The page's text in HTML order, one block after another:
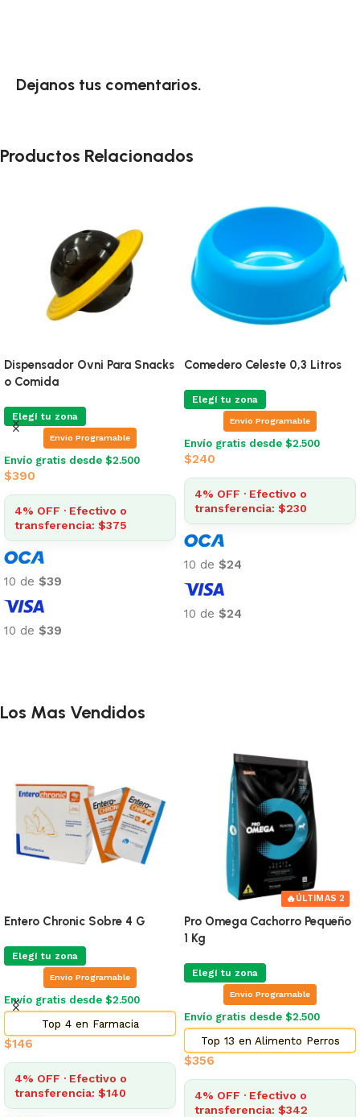
Dejanos tus comentarios.
Productos Relacionados
Dispensador Ovni Para Snacks
o Comida
Elegí tu zona
Envio Programable
Envío gratis desde $2.500
$390
4% OFF · Efectivo o
transferencia: $375
10 de $39
10 de $39
Comedero Celeste 0,3 Litros
Elegí tu zona
Envio Programable
Envío gratis desde $2.500
$240
4% OFF · Efectivo o
transferencia: $230
10 de $24
10 de $24
Los Mas Vendidos
Entero Chronic Sobre 4 G
Elegí tu zona
Envio Programable
Envío gratis desde $2.500
Top 4 en Farmacia
$146
4% OFF · Efectivo o
transferencia: $140
🔥ÚLTIMAS 2
Pro Omega Cachorro Pequeño
1 Kg
Elegí tu zona
Envio Programable
Envío gratis desde $2.500
Top 13 en Alimento Perros
$356
4% OFF · Efectivo o
transferencia: $342